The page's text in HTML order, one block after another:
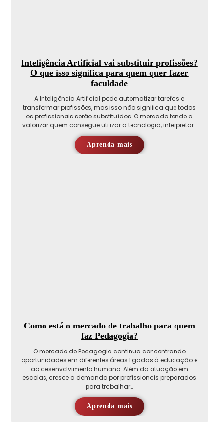
Inteligência Artificial vai substituir profissões?
O que isso significa para quem quer fazer
faculdade
A Inteligência Artificial pode automatizar tarefas e
transformar profissões, mas isso não significa que todos
os profissionais serão substituídos. O mercado tende a
valorizar quem consegue utilizar a tecnologia, interpretar…
Aprenda mais
Como está o mercado de trabalho para quem
faz Pedagogia?
O mercado de Pedagogia continua concentrando
oportunidades em diferentes áreas ligadas à educação e
ao desenvolvimento humano. Além da atuação em
escolas, cresce a demanda por profissionais preparados
para trabalhar…
Aprenda mais